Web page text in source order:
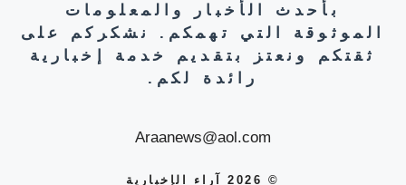
بأحدث الأخبار والمعلومات
الموثوقة التي تهمكم. نشكركم على
ثقتكم ونعتز بتقديم خدمة إخبارية
رائدة لكم.
Araanews@aol.com
© 2026 آراء الإخبارية